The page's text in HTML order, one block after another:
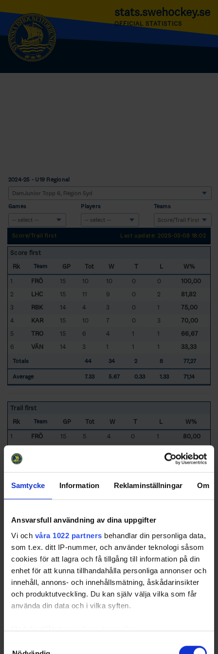
Samtycke Information Reklaminställningar Om
Ansvarsfull användning av dina uppgifter
Vi och våra 1022 partners behandlar din personliga data,
som t.ex. ditt IP-nummer, och använder teknologi såsom
cookies för att lagra och få tillgång till information på din
enhet för att kunna tillhandahålla personliga annonser och
innehåll, annons- och innehållsmätning, åskådarinsikter
och produktutveckling. Du kan själv välja vilka som får
använda din data och i vilka syften.
Med din tillåtelse skulle vi även vilja:
stats.swehockey.se
OFFICIAL STATISTICS
2024-25 - U19 Regional
Games Players Teams
Score/Trail first Last update: 2025-03-08 18:02
Score first
Rk
Team GP Tot W T L
W%
1
FRÖ 15 10 10 0 0
100,00
2
LHC 15 11 9 0 2
81,82
3
RBK 14 4 3 0 1
75,00
4
KAR 15 10 7 0 3
70,00
5
TRO 15 6 4 1 1
66,67
6
VÄN 14 3 1 1 1 33,33
Totals 44 34 2 8 77,27
Average 7.33 5.67 0.33 1.33 71,14
Trail first
Rk
Team GP Tot W T L
W%
1
FRÖ 15 5 4 0 1
80,00
3
10,00
5
TRO 15 9 0 9
6
KAR 15 5 0 1 4 0,00
Totals 44 8
Average 1.33 0.33 27,50
Sorted by higherWin%,TotandWins
FRÖ- Frölunda HC TRO - IF Troja-Ljungby
KAR- Karlskrona HK LHC- Linköping HC
- Rögle BK
- Vänersborgs HC
Swehockey – Svenska Ishockeyförbundets officiella app